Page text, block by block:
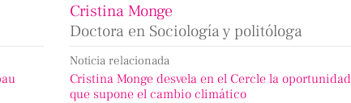
Cristina Monge
Doctora en Sociología y politóloga
Noticia relacionada
Cristina Monge desvela en el Cercle la oportunidad
que supone el cambio climático